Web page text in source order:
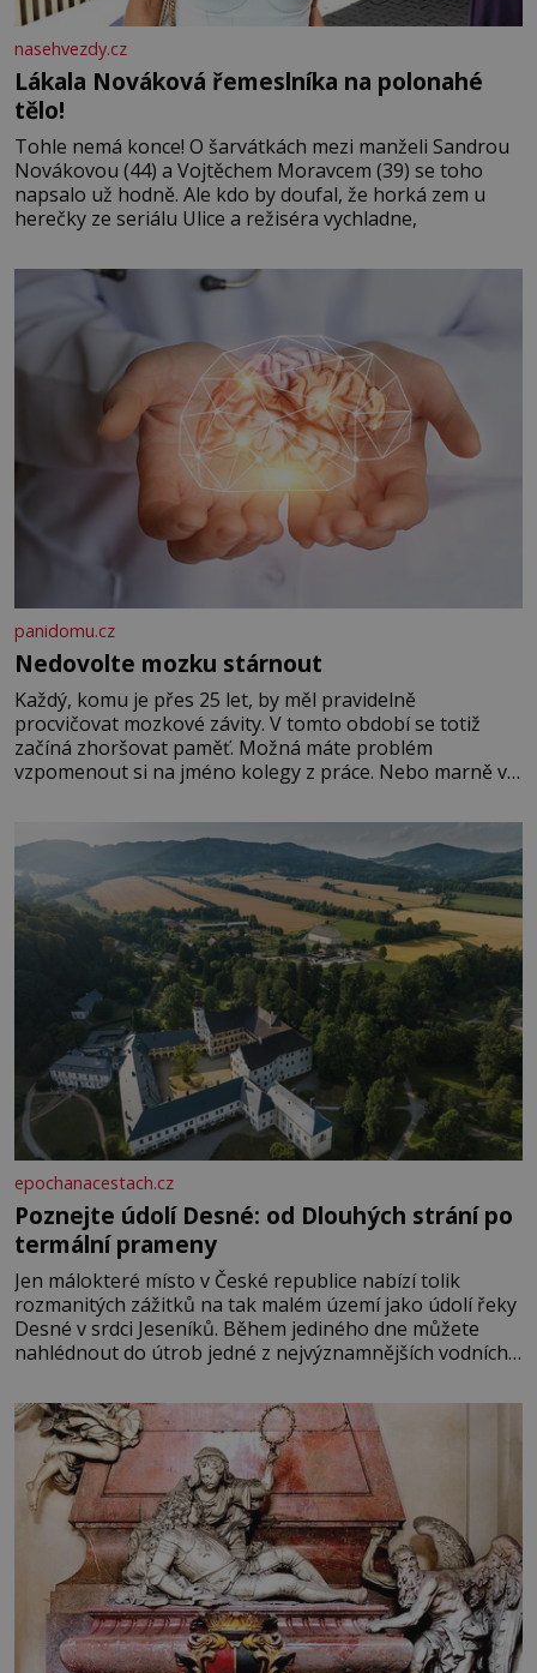
nasehvezdy.cz
Lákala Nováková řemeslníka na polonahé
tělo!
Tohle nemá konce! O šarvátkách mezi manželi Sandrou
Novákovou (44) a Vojtěchem Moravcem (39) se toho
napsalo už hodně. Ale kdo by doufal, že horká zem u
herečky ze seriálu Ulice a režiséra vychladne,
panidomu.cz
Nedovolte mozku stárnout
Každý, komu je přes 25 let, by měl pravidelně
procvičovat mozkové závity. V tomto období se totiž
začíná zhoršovat paměť. Možná máte problém
vzpomenout si na jméno kolegy z práce. Nebo marně v
Je to opravdu tak, s věkem jako kdyby se paměť
rozhodla stávkovat. Cvičte
epochanacestach.cz
Poznejte údolí Desné: od Dlouhých strání po
termální prameny
Jen málokteré místo v České republice nabízí tolik
rozmanitých zážitků na tak malém území jako údolí řeky
Desné v srdci Jeseníků. Během jediného dne můžete
nahlédnout do útrob jedné z nejvýznamnějších vodních
se na koloběžce a den zakončit poznáváním památek ve
Velkých Losinách nebo v termálním